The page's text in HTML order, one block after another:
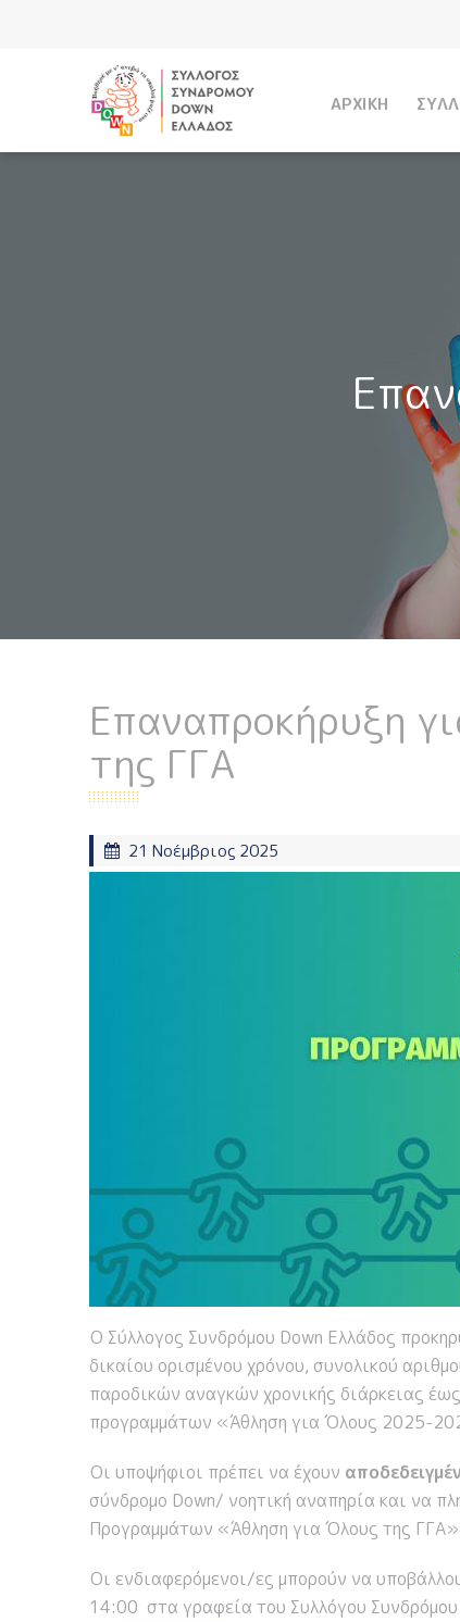
ΑΡΧΙΚΗ
Επαναπροκήρυξη
της ΓΓΑ
21 Νοέμβριος 2025
Ο Σύλλογος Συνδρόμου Down Ελλάδος
δικαίου ορισμένου χρόνου, συνολικού
παροδικών αναγκών χρονικής διάρκειας έως
προγραμμάτων «Άθληση για Όλους 2025-
Οι υποψήφιοι πρέπει να έχουν
σύνδρομο Down/ νοητική αναπηρία και να
Προγραμμάτων «Άθληση για Όλους της
Οι ενδιαφερόμενοι/ες μπορούν να
14:00 στα γραφεία του Συλλόγου